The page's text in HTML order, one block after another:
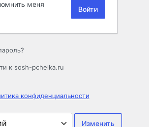
меня
к sosh-pchelka.ru
конфиденциальности